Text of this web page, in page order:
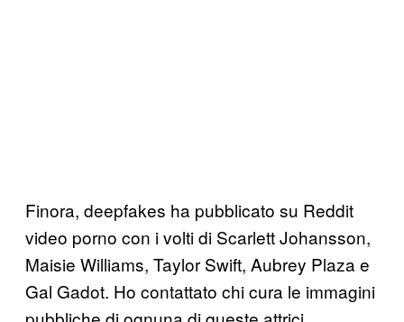
Finora, deepfakes ha pubblicato su Reddit
video porno con i volti di Scarlett Johansson,
Maisie Williams, Taylor Swift, Aubrey Plaza e
Gal Gadot. Ho contattato chi cura le immagini